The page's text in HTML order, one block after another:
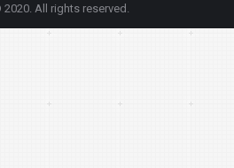
All rights reserved.